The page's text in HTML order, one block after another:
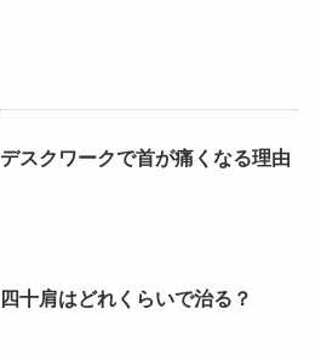
デスクワークで首が痛くなる理由
四十肩はどれくらいで治る？